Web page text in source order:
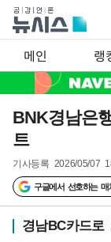
메인 랭
BNK경남은
트
기사등록 2026/05/07
구글에서 선호하는 매
경남BC카드